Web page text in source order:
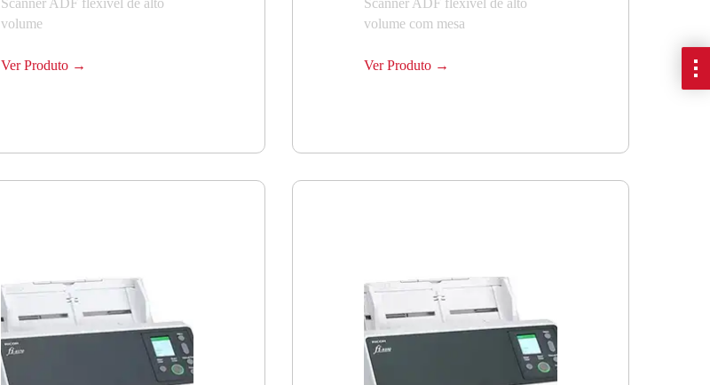
Scanner ADF flexível de alto
volume
Ver Produto →
Scanner ADF flexível de alto
volume com mesa
Ver Produto →